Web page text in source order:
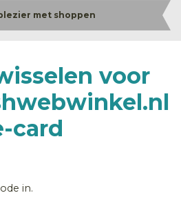
met shoppen
voor
card
in.